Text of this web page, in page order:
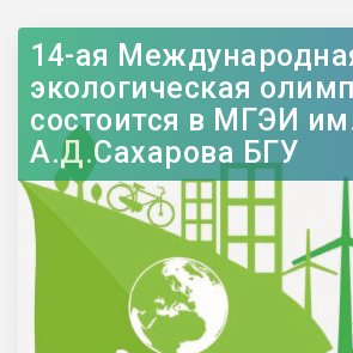
14-ая
экологическая
состоится в МГЭИ
А.Д.Сахарова БГУ